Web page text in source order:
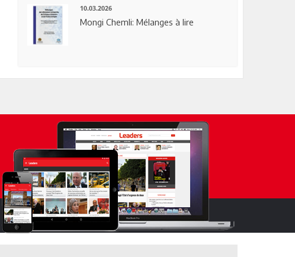
10.03.2026
Mongi Chemli: Mélanges à lire